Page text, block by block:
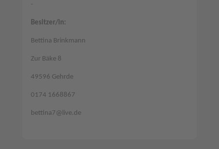
-
Besitzer/in:
Bettina Brinkmann
Zur Bäke 8
49596 Gehrde
0174 1668867
bettina7@live.de